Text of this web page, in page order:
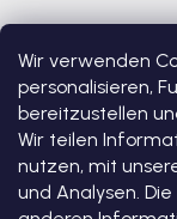
Wir verwenden
personalisieren,
bereitzustellen
Wir teilen
nutzen, mit
und Analysen.
Erstellt von
Copyright 2026
Einstellungen ändern